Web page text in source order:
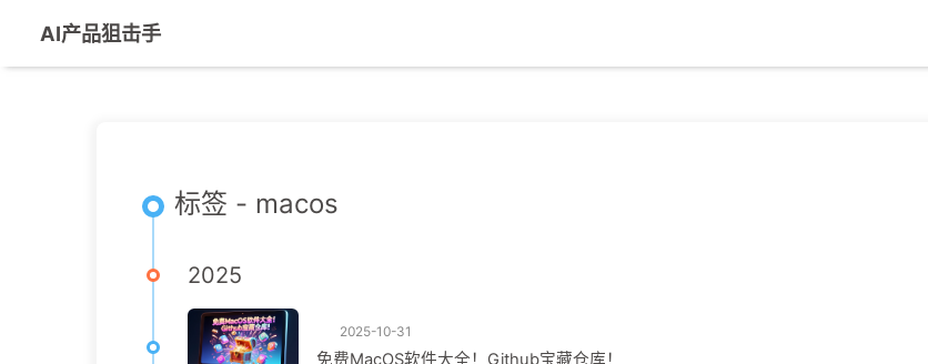
AI产品狙击手
标签 - macos
2025
2025-10-31
免费MacOS软件大全！Github宝藏仓库！